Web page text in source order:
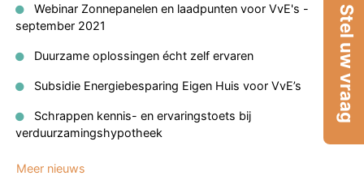
Stel uw vraag
Webinar Zonnepanelen en laadpunten voor VvE's -
september 2021
Duurzame oplossingen écht zelf ervaren
Subsidie Energiebesparing Eigen Huis voor VvE’s
Schrappen kennis- en ervaringstoets bij
verduurzamingshypotheek
Meer nieuws